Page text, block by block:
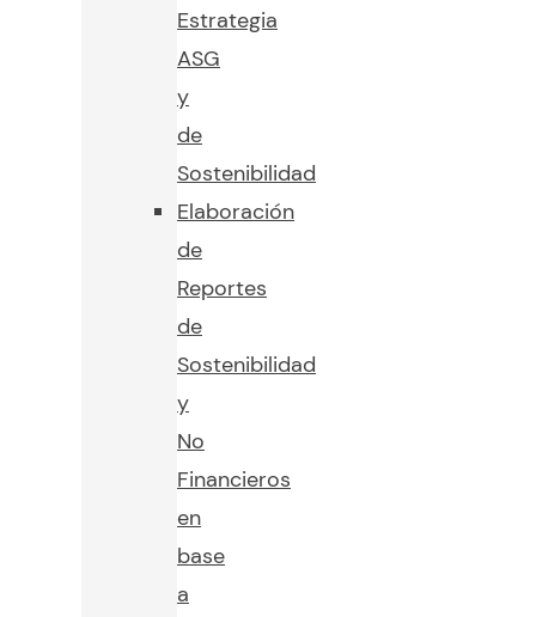
Estrategia
ASG
y
de
Sostenibilidad
Elaboración
de
Reportes
de
Sostenibilidad
y
No
Financieros
en
base
a